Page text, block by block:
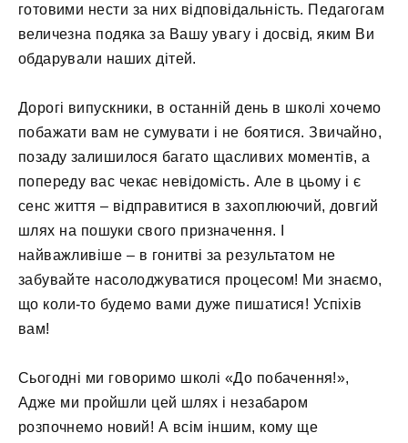
готовими нести за них відповідальність. Педагогам
величезна подяка за Вашу увагу і досвід, яким Ви
обдарували наших дітей.
Дорогі випускники, в останній день в школі хочемо
побажати вам не сумувати і не боятися. Звичайно,
позаду залишилося багато щасливих моментів, а
попереду вас чекає невідомість. Але в цьому і є
сенс життя – відправитися в захоплюючий, довгий
шлях на пошуки свого призначення. І
найважливіше – в гонитві за результатом не
забувайте насолоджуватися процесом! Ми знаємо,
що коли-то будемо вами дуже пишатися! Успіхів
вам!
Сьогодні ми говоримо школі «До побачення!»,
Адже ми пройшли цей шлях і незабаром
розпочнемо новий! А всім іншим, кому ще